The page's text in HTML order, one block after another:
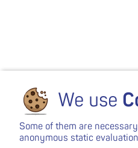
We use
Some of them are
anonymous static